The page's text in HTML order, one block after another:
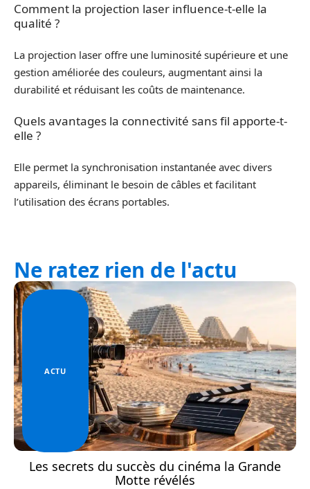
Comment la projection laser influence-t-elle la
qualité ?
La projection laser offre une luminosité supérieure et une
gestion améliorée des couleurs, augmentant ainsi la
durabilité et réduisant les coûts de maintenance.
Quels avantages la connectivité sans fil apporte-t-
elle ?
Elle permet la synchronisation instantanée avec divers
appareils, éliminant le besoin de câbles et facilitant
l’utilisation des écrans portables.
Ne ratez rien de l'actu
ACTU
Les secrets du succès du cinéma la Grande
Motte révélés